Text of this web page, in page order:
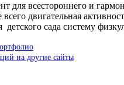
для всестороннего и
всего двигательная
сада систему
на другие сайты